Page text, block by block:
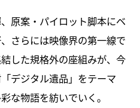
原案・パイロット脚本にベ
さらには映像界の第一線で
した規格外の座組みが、今
デジタル遺品」をテーマ
な物語を紡いでいく。